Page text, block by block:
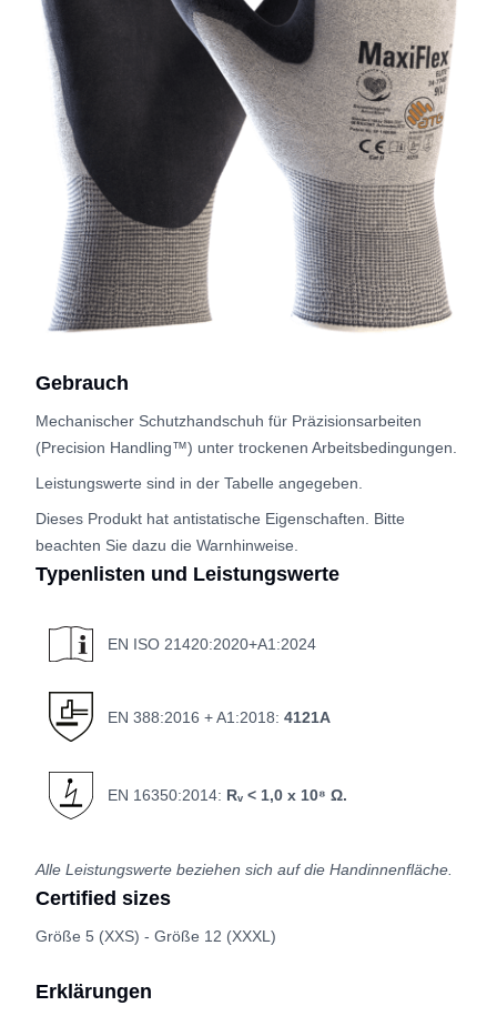
Gebrauch
Mechanischer Schutzhandschuh für Präzisionsarbeiten
(Precision Handling™) unter trockenen Arbeitsbedingungen.
Leistungswerte sind in der Tabelle angegeben.
Dieses Produkt hat antistatische Eigenschaften. Bitte
beachten Sie dazu die Warnhinweise.
Typenlisten und Leistungswerte
EN ISO 21420:2020+A1:2024
EN 388:2016 + A1:2018: 4121A
EN 16350:2014: Rᵥ < 1,0 x 10⁸ Ω.
Alle Leistungswerte beziehen sich auf die Handinnenfläche.
Certified sizes
Größe 5 (XXS) - Größe 12 (XXXL)
Erklärungen